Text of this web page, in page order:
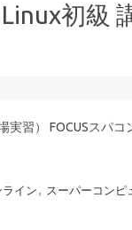
初級
習） FOCUSスパ
ライン , スーパーコンピ